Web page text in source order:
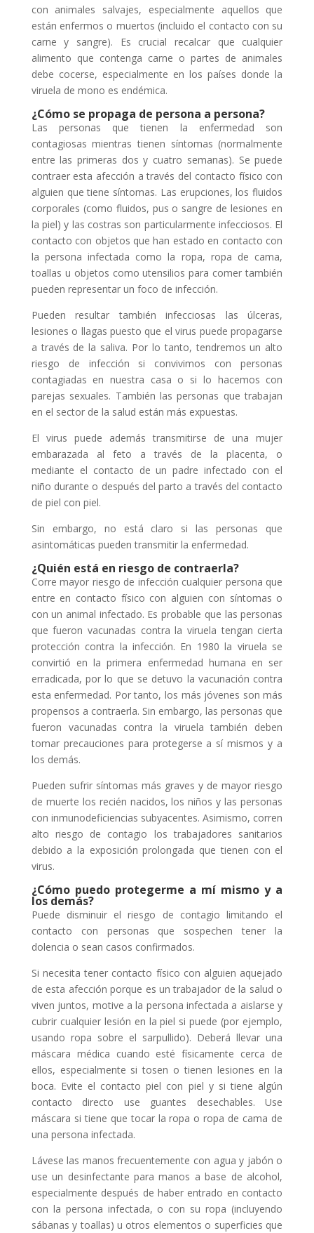
con animales salvajes, especialmente aquellos que
están enfermos o muertos (incluido el contacto con su
carne y sangre). Es crucial recalcar que cualquier
alimento que contenga carne o partes de animales
debe cocerse, especialmente en los países donde la
viruela de mono es endémica.
¿Cómo se propaga de persona a persona?
Las personas que tienen la enfermedad son
contagiosas mientras tienen síntomas (normalmente
entre las primeras dos y cuatro semanas). Se puede
contraer esta afección a través del contacto físico con
alguien que tiene síntomas. Las erupciones, los fluidos
corporales (como fluidos, pus o sangre de lesiones en
la piel) y las costras son particularmente infecciosos. El
contacto con objetos que han estado en contacto con
la persona infectada como la ropa, ropa de cama,
toallas u objetos como utensilios para comer también
pueden representar un foco de infección.
Pueden resultar también infecciosas las úlceras,
lesiones o llagas puesto que el virus puede propagarse
a través de la saliva. Por lo tanto, tendremos un alto
riesgo de infección si convivimos con personas
contagiadas en nuestra casa o si lo hacemos con
parejas sexuales. También las personas que trabajan
en el sector de la salud están más expuestas.
El virus puede además transmitirse de una mujer
embarazada al feto a través de la placenta, o
mediante el contacto de un padre infectado con el
niño durante o después del parto a través del contacto
de piel con piel.
Sin embargo, no está claro si las personas que
asintomáticas pueden transmitir la enfermedad.
¿Quién está en riesgo de contraerla?
Corre mayor riesgo de infección cualquier persona que
entre en contacto físico con alguien con síntomas o
con un animal infectado. Es probable que las personas
que fueron vacunadas contra la viruela tengan cierta
protección contra la infección. En 1980 la viruela se
convirtió en la primera enfermedad humana en ser
erradicada, por lo que se detuvo la vacunación contra
esta enfermedad. Por tanto, los más jóvenes son más
propensos a contraerla. Sin embargo, las personas que
fueron vacunadas contra la viruela también deben
tomar precauciones para protegerse a sí mismos y a
los demás.
Pueden sufrir síntomas más graves y de mayor riesgo
de muerte los recién nacidos, los niños y las personas
con inmunodeficiencias subyacentes. Asimismo, corren
alto riesgo de contagio los trabajadores sanitarios
debido a la exposición prolongada que tienen con el
virus.
¿Cómo puedo protegerme a mí mismo y a
los demás?
Puede disminuir el riesgo de contagio limitando el
contacto con personas que sospechen tener la
dolencia o sean casos confirmados.
Si necesita tener contacto físico con alguien aquejado
de esta afección porque es un trabajador de la salud o
viven juntos, motive a la persona infectada a aislarse y
cubrir cualquier lesión en la piel si puede (por ejemplo,
usando ropa sobre el sarpullido). Deberá llevar una
máscara médica cuando esté físicamente cerca de
ellos, especialmente si tosen o tienen lesiones en la
boca. Evite el contacto piel con piel y si tiene algún
contacto directo use guantes desechables. Use
máscara si tiene que tocar la ropa o ropa de cama de
una persona infectada.
Lávese las manos frecuentemente con agua y jabón o
use un desinfectante para manos a base de alcohol,
especialmente después de haber entrado en contacto
con la persona infectada, o con su ropa (incluyendo
sábanas y toallas) u otros elementos o superficies que